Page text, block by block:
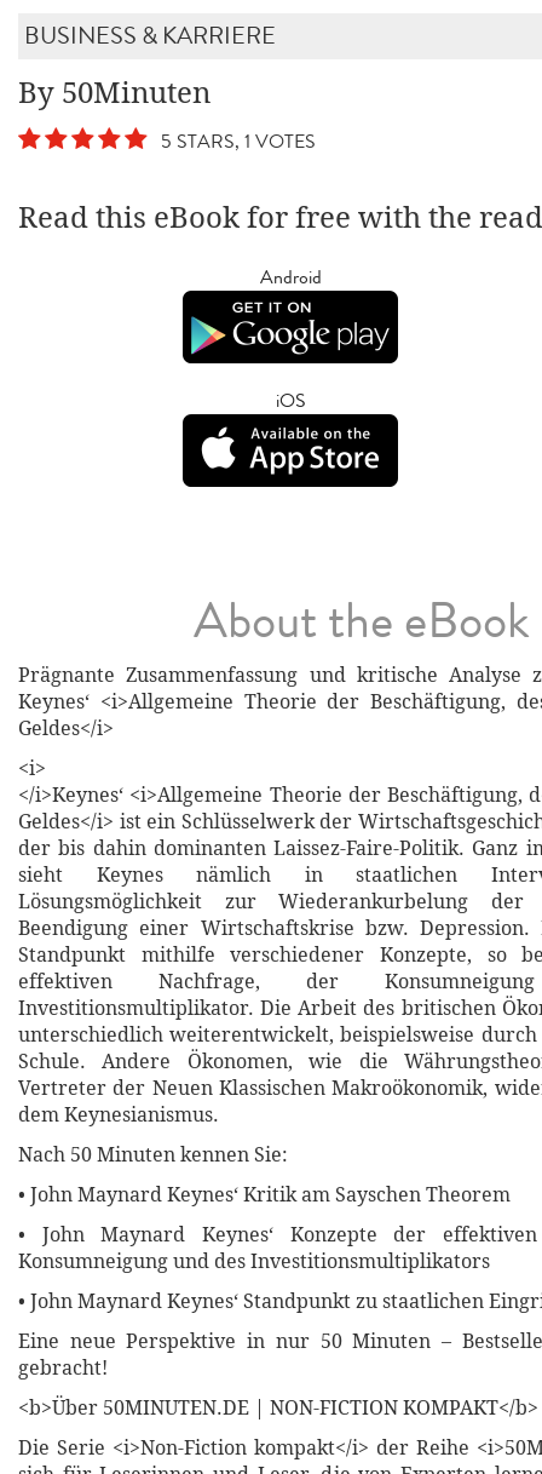
BUSINESS & KARRIERE
By 50Minuten
5 STARS, 1 VOTES
Read this eBook for free with the
Android
iOS
About the eBook
Prägnante Zusammenfassung und kritische Analyse
Keynes‘ <i>Allgemeine Theorie der Beschäftigung,
Geldes</i>
<i>
</i>Keynes‘ <i>Allgemeine Theorie der Beschäftigung,
Geldes</i> ist ein Schlüsselwerk der
der bis dahin dominanten Laissez-Faire-Politik. Ganz
sieht Keynes nämlich in staatlichen
Lösungsmöglichkeit zur Wiederankurbelung
Beendigung einer Wirtschaftskrise bzw.
Standpunkt mithilfe verschiedener Konzepte, so
effektiven Nachfrage, der
Investitionsmultiplikator. Die Arbeit des britischen
unterschiedlich weiterentwickelt, beispielsweise durch
Schule. Andere Ökonomen, wie die
Vertreter der Neuen Klassischen Makroökonomik,
dem Keynesianismus.
Nach 50 Minuten kennen Sie:
• John Maynard Keynes‘ Kritik am Sayschen Theorem
• John Maynard Keynes‘ Konzepte der
Konsumneigung und des Investitionsmultiplikators
• John Maynard Keynes‘ Standpunkt zu staatlichen
Eine neue Perspektive in nur 50 Minuten –
gebracht!
<b>Über 50MINUTEN.DE | NON-FICTION KOMPAKT</b>
Die Serie <i>Non-Fiction kompakt</i> der Reihe